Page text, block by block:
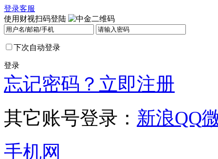
登录客服
使用财视扫码登陆
下次自动登录
登录
忘记密码？ 立即注册
其它账号登录： 新浪QQ
手机网